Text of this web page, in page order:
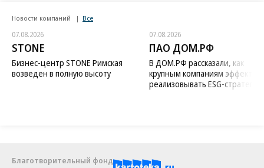
Новости компаний Все
07.08.2026
STONE
Бизнес-центр STONE Римская
возведен в полную высоту
07.08.2026
ПАО ДОМ.РФ
В ДОМ.РФ рассказали, как
крупным компаниям
реализовывать ESG-стратегию
Благотворительный фонд